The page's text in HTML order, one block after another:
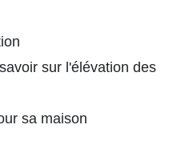
sur l'élévation des
sa maison